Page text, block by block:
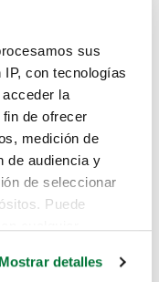
sus
con tecnologías
la
de ofrecer
medición de
de audiencia y
de seleccionar
Puede
Mostrar detalles
como
aquí.
estás